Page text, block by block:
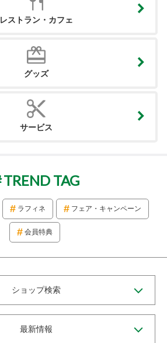
レストラン・カフェ
グッズ
サービス
TREND TAG
ラフィネ フェア・キャンペーン
会員特典
ショップ検索
最新情報